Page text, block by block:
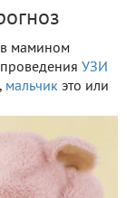
в мамином
УЗИ
мальчик это или